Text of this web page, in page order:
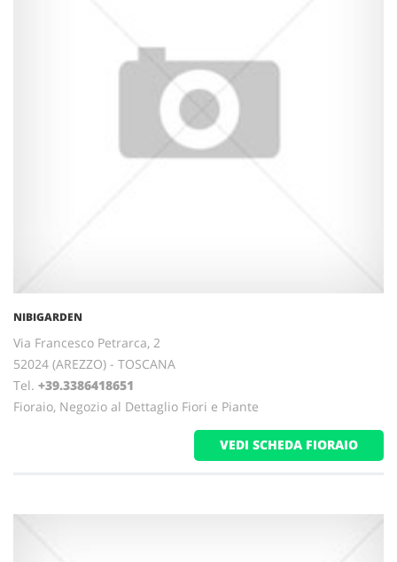
NIBIGARDEN
Via Francesco Petrarca, 2
52024 (AREZZO) - TOSCANA
Tel. +39.3386418651
Fioraio, Negozio al Dettaglio Fiori e Piante
VEDI SCHEDA FIORAIO